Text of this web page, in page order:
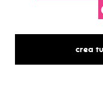
crea